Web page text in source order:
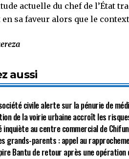
actuelle du chef de l’État
sa faveur alors que le
aussi
civile alerte sur la pénurie de
de la voirie urbaine accroît les
inquiète au centre commercial de
grands-parents : appel au
Bantu de retour après une